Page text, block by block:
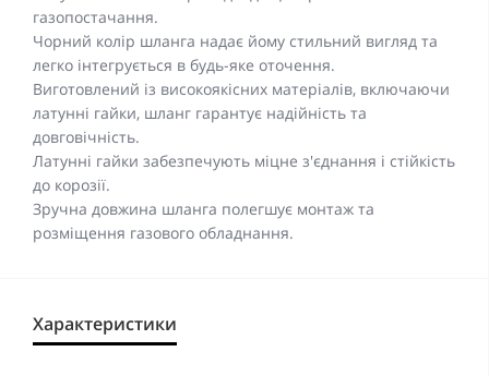
газопостачання.
Чорний колір шланга надає йому стильний вигляд та
легко інтегрується в будь-яке оточення.
Виготовлений із високоякісних матеріалів, включаючи
латунні гайки, шланг гарантує надійність та
довговічність.
Латунні гайки забезпечують міцне з'єднання і стійкість
до корозії.
Зручна довжина шланга полегшує монтаж та
розміщення газового обладнання.
Характеристики